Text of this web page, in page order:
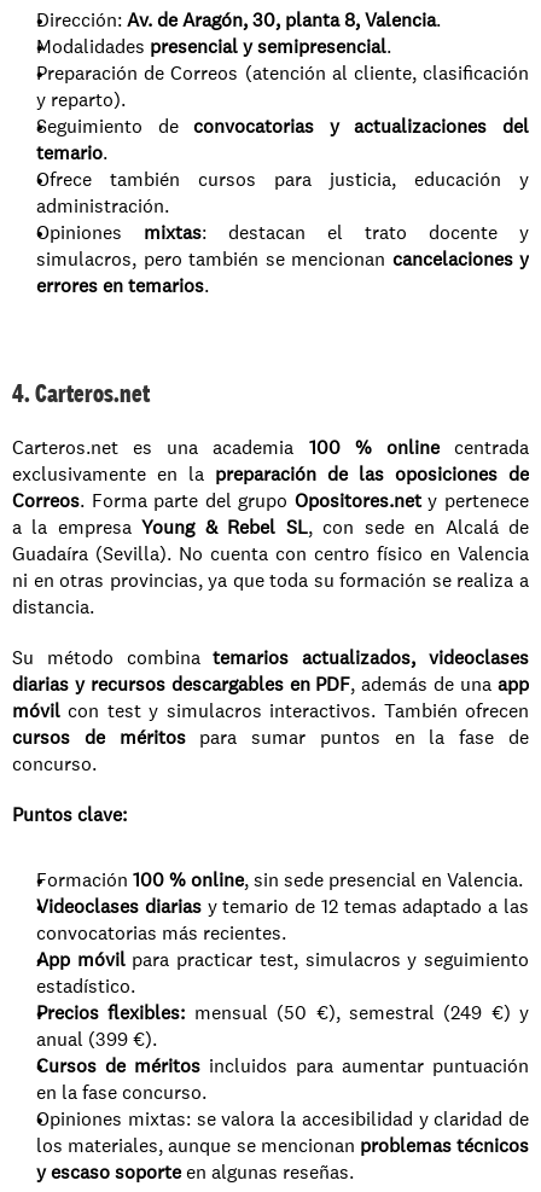
Dirección: Av. de Aragón, 30, planta 8, Valencia.
Modalidades presencial y semipresencial.
Preparación de Correos (atención al cliente, clasificación
y reparto).
Seguimiento de convocatorias y actualizaciones del
temario.
Ofrece también cursos para justicia, educación y
administración.
Opiniones mixtas: destacan el trato docente y
simulacros, pero también se mencionan cancelaciones y
errores en temarios.
4. Carteros.net
Carteros.net es una academia 100 % online centrada
exclusivamente en la preparación de las oposiciones de
Correos. Forma parte del grupo Opositores.net y pertenece
a la empresa Young & Rebel SL, con sede en Alcalá de
Guadaíra (Sevilla). No cuenta con centro físico en Valencia
ni en otras provincias, ya que toda su formación se realiza a
distancia.
Su método combina temarios actualizados, videoclases
diarias y recursos descargables en PDF, además de una app
móvil
cursos de méritos para sumar puntos en la fase de
concurso.
Puntos clave:
Formación 100 % online, sin sede presencial en Valencia.
Videoclases diarias y temario de 12 temas adaptado a las
convocatorias más recientes.
App móvil para practicar test, simulacros y seguimiento
estadístico.
Precios flexibles: mensual (50 €), semestral (249 €) y
anual (399 €).
Cursos de méritos incluidos para aumentar puntuación
en la fase concurso.
Opiniones mixtas: se valora la accesibilidad y claridad de
los materiales, aunque se mencionan problemas técnicos
y escaso soporte en algunas reseñas.